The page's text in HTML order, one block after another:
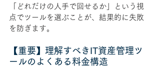
「どれだけの人手で回せるか」という視
点でツールを選ぶことが、結果的に失敗
を防ぎます。
【重要】理解すべきIT資産管理ツ
ールのよくある料金構造